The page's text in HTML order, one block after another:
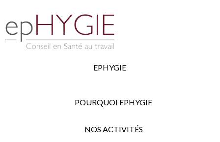
EPHYGIE
POURQUOI EPHYGIE
NOS ACTIVITÉS